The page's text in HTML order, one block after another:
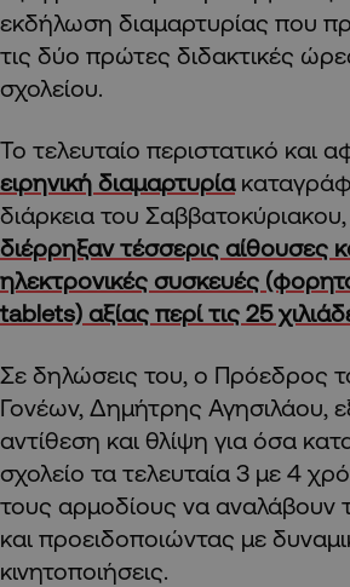
εκδήλωση διαμαρτυρίας που
τις δύο πρώτες διδακτικές
σχολείου.
Το τελευταίο περιστατικό και
ειρηνική διαμαρτυρία
διάρκεια του
διέρρηξαν τέσσερις αίθουσες
ηλεκτρονικές συσκευές
tablets) αξίας περί τις 25
Σε δηλώσεις του, ο Πρόεδρος
Γονέων, Δημήτρης Αγησιλάου,
αντίθεση και θλίψη για όσα
σχολείο τα τελευταία 3 με 4
τους αρμοδίους να αναλάβουν
και προειδοποιώντας με
κινητοποιήσεις.